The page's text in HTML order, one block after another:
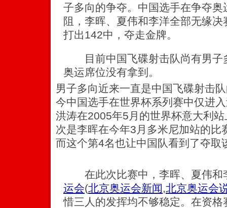
子多向的争夺。中国选手在争夺
阻，李晖、夏伟和李洋全部无缘
打出142中，夺走金牌。
目前中国飞碟射击队尚有男子
奥运席位没有拿到。
男子多向近来一直是中国飞碟射击
今中国选手在世界杯系列赛中仅进
洪涛在2005年5月的世界杯意大利
次是李晖在今年3月多米尼加站的比
而这个第4名也让中国队看到了夺取
在此次比赛中，李晖、夏伟和
运会(北京奥运会新闻,北京奥运会
惜三人的发挥均不够稳定。在资